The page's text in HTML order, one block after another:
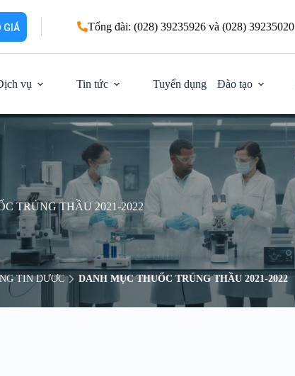
GIÁ Tổng đài: (028) 39235926 và (028) 39235020
vụ Tin tức Tuyển dụng Đào tạo
TRÚNG THẦU 2021-2022
TIN DƯỢC DANH MỤC THUỐC TRÚNG THẦU 2021-2022